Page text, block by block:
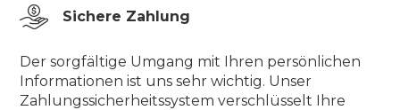
Sichere Zahlung
Der sorgfältige Umgang mit Ihren persönlichen
Informationen ist uns sehr wichtig. Unser
Zahlungssicherheitssystem verschlüsselt Ihre